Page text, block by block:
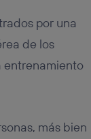
por una
de los
entrenamiento
más bien